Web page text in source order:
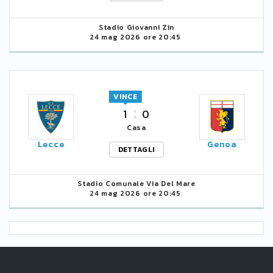
Stadio Giovanni Zin
24 mag 2026 ore 20:45
Lecce
1
VINCE
0
Casa
DETTAGLI
Genoa
Stadio Comunale Via Del Mare
24 mag 2026 ore 20:45